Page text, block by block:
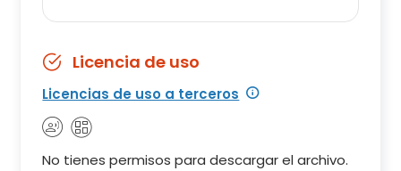
Licencia de uso
Licencias de uso a terceros
No tienes permisos para descargar el archivo.